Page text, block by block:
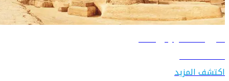
دليل السفر إلى مصر
اكتشف مصر
اكتشف المزيد